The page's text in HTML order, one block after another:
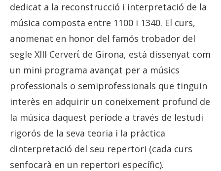
dedicat a la reconstrucció i interpretació de la
música composta entre 1100 i 1340. El curs,
anomenat en honor del famós trobador del
segle XIII Cerverί de Girona, està dissenyat com
un mini programa avançat per a músics
professionals o semiprofessionals que tinguin
interès en adquirir un coneixement profund de
la música daquest període a través de lestudi
rigorós de la seva teoria i la pràctica
dinterpretació del seu repertori (cada curs
senfocarà en un repertori específic).